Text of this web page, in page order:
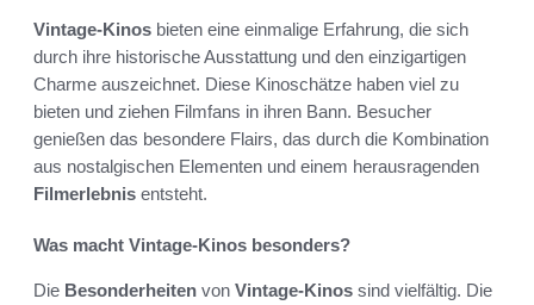
Vintage-Kinos bieten eine einmalige Erfahrung, die sich
durch ihre historische Ausstattung und den einzigartigen
Charme auszeichnet. Diese Kinoschätze haben viel zu
bieten und ziehen Filmfans in ihren Bann. Besucher
genießen das besondere Flairs, das durch die Kombination
aus nostalgischen Elementen und einem herausragenden
Filmerlebnis entsteht.
Was macht Vintage-Kinos besonders?
Die Besonderheiten von Vintage-Kinos sind vielfältig. Die